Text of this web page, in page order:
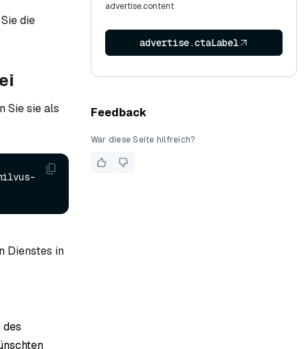
die
Sie sie als
Dienstes in
advertise.content
advertise.ctaLabel
Feedback
War diese Seite hilfreich?